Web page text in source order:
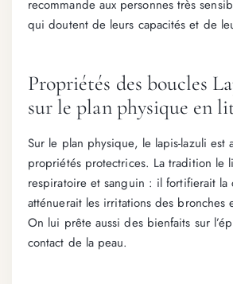
recommande aux personnes très
qui doutent de leurs capacités et de
Propriétés des boucles
sur le plan physique en
Sur le plan physique, le lapis-lazuli est
propriétés protectrices. La tradition le
respiratoire et sanguin : il fortifierait la
atténuerait les irritations des bronches
On lui prête aussi des bienfaits sur
contact de la peau.